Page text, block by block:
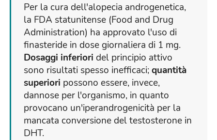
Per la cura dell'alopecia androgenetica,
la FDA statunitense (Food and Drug
Administration) ha approvato l'uso di
finasteride in dose giornaliera di 1 mg.
Dosaggi inferiori del principio attivo
sono risultati spesso inefficaci;quantità
superiori possono essere, invece,
dannose per l'organismo, in quanto
provocano un'iperandrogenicità per la
mancata conversione del testosterone in
DHT.